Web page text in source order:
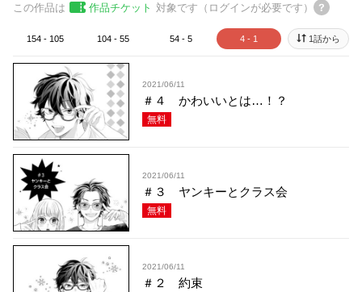
この作品は 作品チケット 対象です（ログインが必要です）
154 - 105 104 - 55 54 - 5 4 - 1 1話から
2021/06/11
＃４ かわいいとは…！？
無料
2021/06/11
＃３ ヤンキーとクラス会
無料
2021/06/11
＃２ 約束